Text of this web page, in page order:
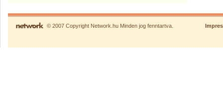
© 2007 Copyright Network.hu Minden jog fenntartva.